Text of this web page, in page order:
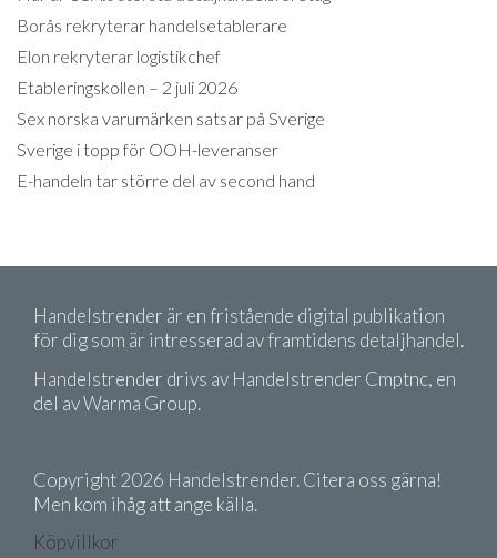
Borås rekryterar handelsetablerare
Elon rekryterar logistikchef
Etableringskollen – 2 juli 2026
Sex norska varumärken satsar på Sverige
Sverige i topp för OOH-leveranser
E-handeln tar större del av second hand
Handelstrender är en fristående digital publikation
för dig som är intresserad av framtidens detaljhandel.
Handelstrender drivs av Handelstrender Cmptnc, en
del av Warma Group.
Copyright 2026 Handelstrender. Citera oss gärna!
Men kom ihåg att ange källa.
Köpvillkor